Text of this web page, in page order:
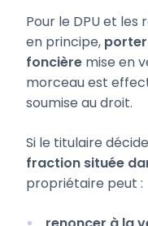
Pour le DPU et les
en principe, porter
foncière mise en
morceau est
soumise au droit.
Si le titulaire
fraction située
propriétaire peut :